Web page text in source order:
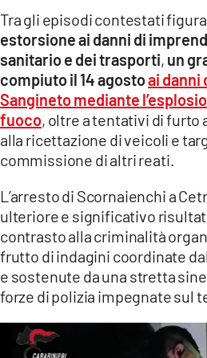
Tra gli episodi contestati
estorsione ai danni di
sanitario e dei trasporti, un
compiuto il 14 agostoai danni
Sangineto mediante
fuoco, oltre a tentativi di furto
alla ricettazione di veicoli e
commissione di altri reati.
L’arresto di Scornaienchi a
ulteriore e significativo
contrasto alla criminalità
frutto di indagini coordinate
e sostenute da una stretta
forze di polizia impegnate sul